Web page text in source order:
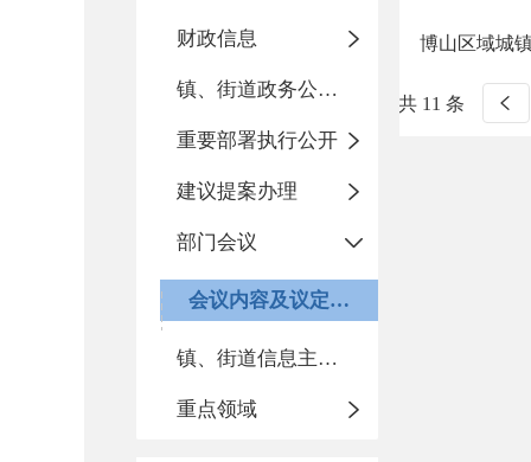
财政信息
镇、街道政务公开标准化目录
重要部署执行公开
建议提案办理
部门会议
会议内容及议定事项
镇、街道信息主动公开基本目录
重点领域
博山区域城
共 11 条